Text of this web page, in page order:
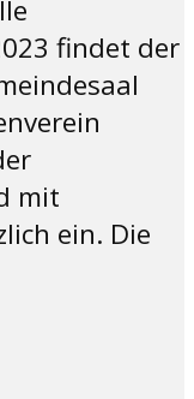
findet der
mit
ein. Die